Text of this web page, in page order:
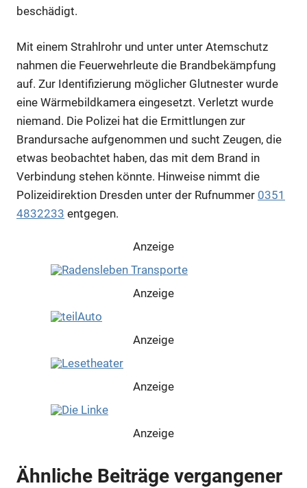
beschädigt.
Mit einem Strahlrohr und unter unter Atemschutz
nahmen die Feuerwehrleute die Brandbekämpfung
auf. Zur Identifizierung möglicher Glutnester wurde
eine Wärmebildkamera eingesetzt. Verletzt wurde
niemand. Die Polizei hat die Ermittlungen zur
Brandursache aufgenommen und sucht Zeugen, die
etwas beobachtet haben, das mit dem Brand in
Verbindung stehen könnte. Hinweise nimmt die
Polizeidirektion Dresden unter der Rufnummer 0351
4832233 entgegen.
Anzeige
Anzeige
Anzeige
Anzeige
Anzeige
Ähnliche Beiträge vergangener